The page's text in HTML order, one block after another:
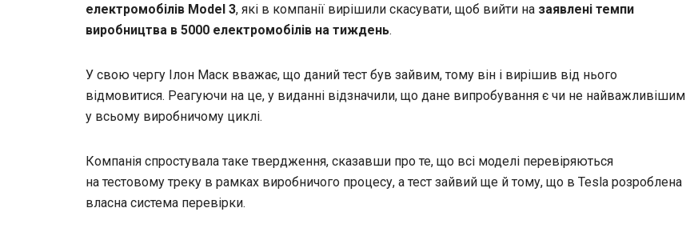
електромобілів Model 3, які в компанії вирішили скасувати, щоб вийти на заявлені темпи
виробництва в 5000 електромобілів на тиждень.
У свою чергу Ілон Маск вважає, що даний тест був зайвим, тому він і вирішив від нього
відмовитися. Реагуючи на це, у виданні відзначили, що дане випробування є чи не найважливішим
у всьому виробничому циклі.
Компанія спростувала таке твердження, сказавши про те, що всі моделі перевіряються
на тестовому треку в рамках виробничого процесу, а тест зайвий ще й тому, що в Tesla розроблена
власна система перевірки.